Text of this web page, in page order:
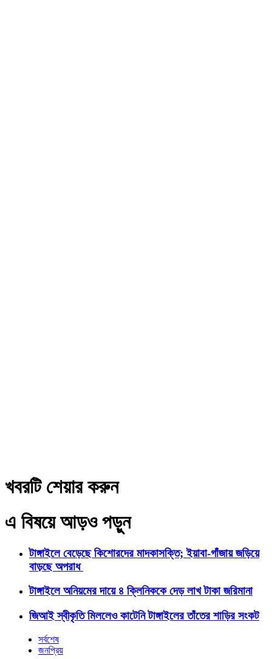
খবরটি শেয়ার করুন
এ বিষয়ে আড়ও পড়ুন
টাঙ্গাইলে বেড়েছে কিশোরদের মাদকাসক্তি; ইয়াবা-গাঁজায় জড়িয়ে
বাড়ছে অপরাধ
টাঙ্গাইলে অনিয়মের দায়ে ৪ ক্লিনিককে দেড় লাখ টাকা জরিমানা
জিআই স্বীকৃতি মিললেও কাটেনি টাঙ্গাইলের তাঁতের শাড়ির সংকট
সর্বশেষ
জনপ্রিয়